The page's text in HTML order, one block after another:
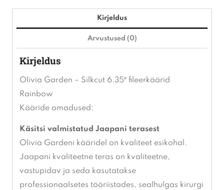
käärid
Rainbow
Kirjeldus
Arvustused (0)
Kirjeldus
Olivia Garden – Silkcut 6.35″ fileerkäärid
Rainbow
Kääride omadused:
Käsitsi valmistatud Jaapani terasest
Olivia Gardeni kääridel on kvaliteet esikohal.
Jaapani kvaliteetne teras on kvaliteetne,
vastupidav ja seda kasutatakse
professionaalsetes tööriistades, sealhulgas kirurgi